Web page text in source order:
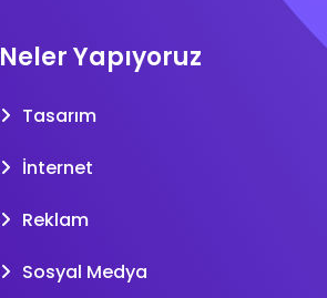
Neler Yapıyoruz
Tasarım
İnternet
Reklam
Sosyal Medya